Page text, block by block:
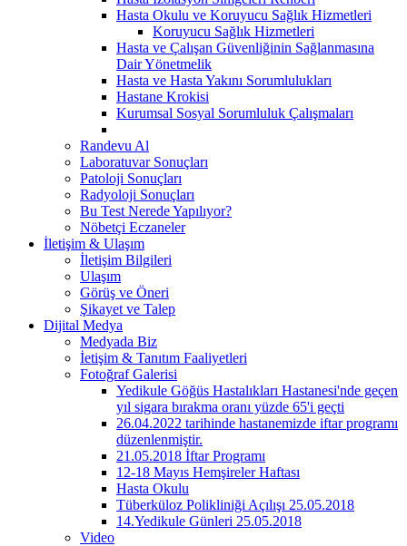
Hasta Okulu ve Koruyucu Sağlık Hizmetleri
Koruyucu Sağlık Hizmetleri
Hasta ve Çalışan Güvenliğinin Sağlanmasına
Dair Yönetmelik
Hasta ve Hasta Yakını Sorumlulukları
Hastane Krokisi
Kurumsal Sosyal Sorumluluk Çalışmaları
Randevu Al
Laboratuvar Sonuçları
Patoloji Sonuçları
Radyoloji Sonuçları
Bu Test Nerede Yapılıyor?
Nöbetçi Eczaneler
İletişim & Ulaşım
İletişim Bilgileri
Ulaşım
Görüş ve Öneri
Şikayet ve Talep
Dijital Medya
Medyada Biz
İetişim & Tanıtım Faaliyetleri
Fotoğraf Galerisi
Yedikule Göğüs Hastalıkları Hastanesi'nde geçen
yıl sigara bırakma oranı yüzde 65'i geçti
26.04.2022 tarihinde hastanemizde iftar programı
düzenlenmiştir.
21.05.2018 İftar Programı
12-18 Mayıs Hemşireler Haftası
Hasta Okulu
Tüberküloz Polikliniği Açılışı 25.05.2018
14.Yedikule Günleri 25.05.2018
Video